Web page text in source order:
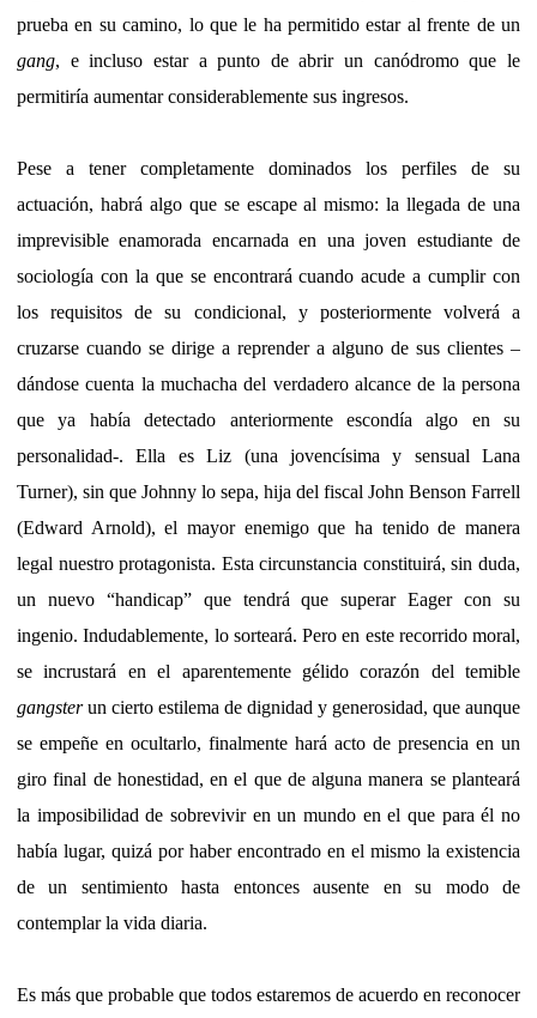
prueba en su camino, lo que le ha permitido estar al frente de un
gang, e incluso estar a punto de abrir un canódromo que le
permitiría aumentar considerablemente sus ingresos.
Pese a tener completamente dominados los perfiles de su
actuación, habrá algo que se escape al mismo: la llegada de una
imprevisible enamorada encarnada en una joven estudiante de
sociología con la que se encontrará cuando acude a cumplir con
los requisitos de su condicional, y posteriormente volverá a
cruzarse cuando se dirige a reprender a alguno de sus clientes –
dándose cuenta la muchacha del verdadero alcance de la persona
que ya había detectado anteriormente escondía algo en su
personalidad-. Ella es Liz (una jovencísima y sensual Lana
Turner), sin que Johnny lo sepa, hija del fiscal John Benson Farrell
(Edward Arnold), el mayor enemigo que ha tenido de manera
legal nuestro protagonista. Esta circunstancia constituirá, sin duda,
un nuevo “handicap” que tendrá que superar Eager con su
ingenio. Indudablemente, lo sorteará. Pero en este recorrido moral,
se incrustará en el aparentemente gélido corazón del temible
gangsterun cierto estilema de dignidad y generosidad, que aunque
se empeñe en ocultarlo, finalmente hará acto de presencia en un
giro final de honestidad, en el que de alguna manera se planteará
la imposibilidad de sobrevivir en un mundo en el que para él no
había lugar, quizá por haber encontrado en el mismo la existencia
de un sentimiento hasta entonces ausente en su modo de
contemplar la vida diaria.
Es más que probable que todos estaremos de acuerdo en reconocer